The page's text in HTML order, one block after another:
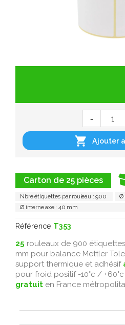
Carton de 25 pièces
Nbre étiquettes par rouleau : 900
Ø
Ø interne axe : 40 mm
Référence T353
25 rouleaux de 900
mm pour balance Mettler
support thermique et adhésif
pour froid positif -10°c /
gratuit en France
 Ajouter